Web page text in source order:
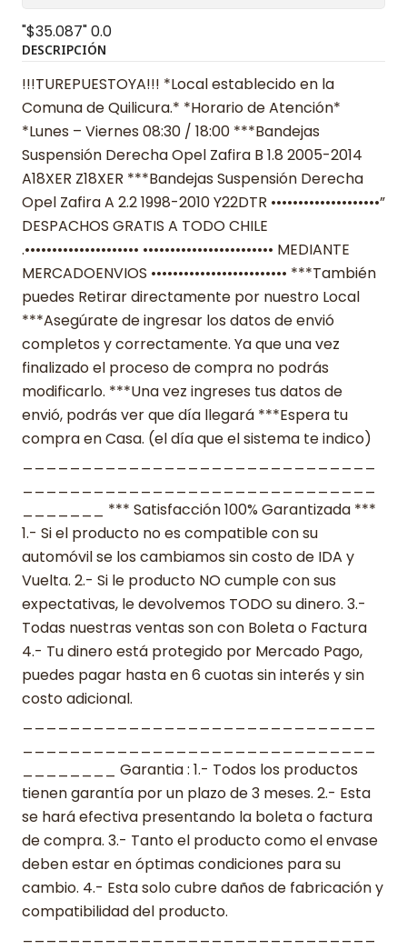
"$35.087"0.0
DESCRIPCIÓN
!!!TUREPUESTOYA!!! *Local establecido en la
Comuna de Quilicura.* *Horario de Atención*
*Lunes – Viernes 08:30 / 18:00 ***Bandejas
Suspensión Derecha Opel Zafira B 1.8 2005-2014
A18XER Z18XER ***Bandejas Suspensión Derecha
Opel Zafira A 2.2 1998-2010 Y22DTR ••••••••••••••••••••”
DESPACHOS GRATIS A TODO CHILE
.••••••••••••••••••••• •••••••••••••••••••••••• MEDIANTE
MERCADOENVIOS ••••••••••••••••••••••••• ***También
puedes Retirar directamente por nuestro Local
***Asegúrate de ingresar los datos de envió
completos y correctamente. Ya que una vez
finalizado el proceso de compra no podrás
modificarlo. ***Una vez ingreses tus datos de
envió, podrás ver que día llegará ***Espera tu
compra en Casa. (el día que el sistema te indico)
_______ *** Satisfacción 100% Garantizada ***
1.- Si el producto no es compatible con su
automóvil se los cambiamos sin costo de IDA y
Vuelta. 2.- Si le producto NO cumple con sus
expectativas, le devolvemos TODO su dinero. 3.-
Todas nuestras ventas son con Boleta o Factura
4.- Tu dinero está protegido por Mercado Pago,
puedes pagar hasta en 6 cuotas sin interés y sin
costo adicional.
________ Garantia : 1.- Todos los productos
tienen garantía por un plazo de 3 meses. 2.- Esta
se hará efectiva presentando la boleta o factura
de compra. 3.- Tanto el producto como el envase
deben estar en óptimas condiciones para su
cambio. 4.- Esta solo cubre daños de fabricación y
compatibilidad del producto.